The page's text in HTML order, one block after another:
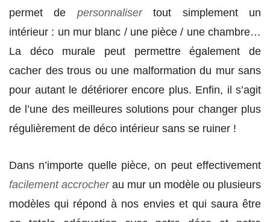
permet de personnalisertout simplement un
intérieur : un mur blanc / une pièce / une chambre…
La déco murale peut permettre également de
cacher des trous ou une malformation du mur sans
pour autant le détériorer encore plus. Enfin, il s’agit
de l’une des meilleures solutions pour changer plus
régulièrement de déco intérieur sans se ruiner !
Dans n’importe quelle pièce, on peut effectivement
facilement accrocherau mur un modèle ou plusieurs
modèles qui répond à nos envies et qui saura être